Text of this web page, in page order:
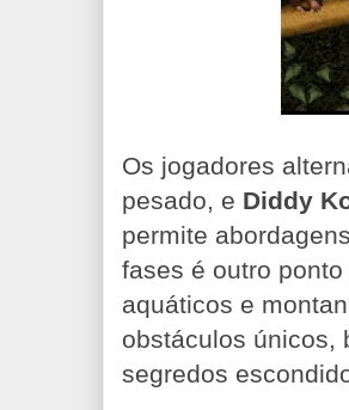
Os jogadores
pesado, e Diddy
permite
fases é outro
aquáticos e
obstáculos únicos,
segredos